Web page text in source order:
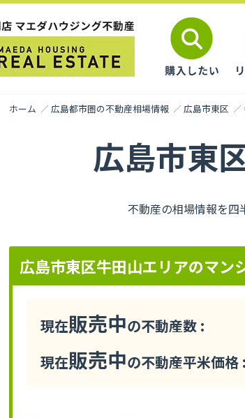
ホーム 広島都市圏の不動産相場情報 広島市東区
広島市東
不動産の相場情報を四
広島市東区牛田山エリアのマン
現在販売中の不動産数 :
現在販売中の不動産平米価格 :